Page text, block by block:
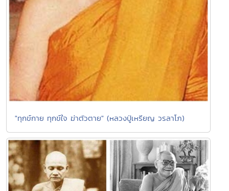
"ทุกข์กาย ทุกข์ใจ ฆ่าตัวตาย" (หลวงปู่เหรียญ วรลาโภ)